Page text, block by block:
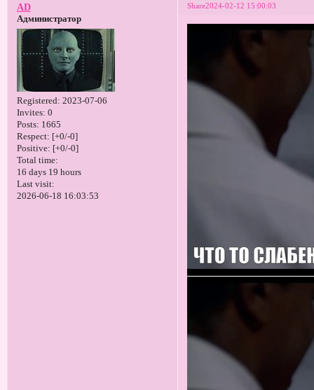
Share2024-02-12 15:00:03
AD
Администратор
Registered: 2023-07-06
Invites: 0
Posts: 1665
Respect: [+0/-0]
Positive: [+0/-0]
Total time:
16 days 19 hours
Last visit:
2026-06-18 16:03:53